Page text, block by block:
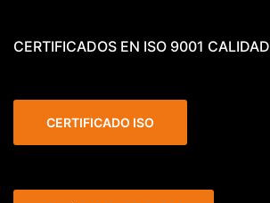
CERTIFICADOS EN ISO 9001 CALIDAD
CERTIFICADO ISO